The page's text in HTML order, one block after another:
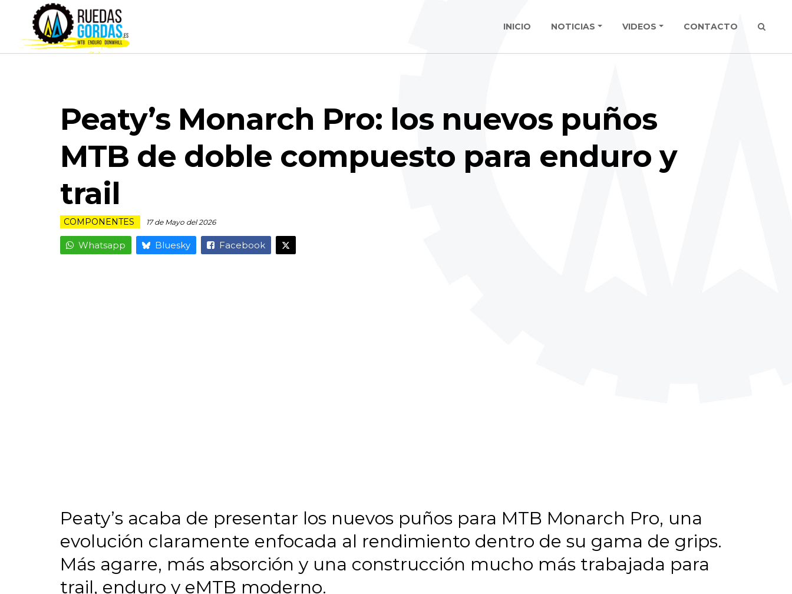
INICIO NOTICIAS VIDEOS CONTACTO
Peaty’s Monarch Pro: los nuevos puños
MTB de doble compuesto para enduro y
trail
COMPONENTES 17 de Mayo del 2026
Whatsapp Bluesky Facebook
Peaty’s acaba de presentar los nuevos puños para MTB Monarch Pro, una
evolución claramente enfocada al rendimiento dentro de su gama de grips.
Más agarre, más absorción y una construcción mucho más trabajada para
trail, enduro y eMTB moderno.